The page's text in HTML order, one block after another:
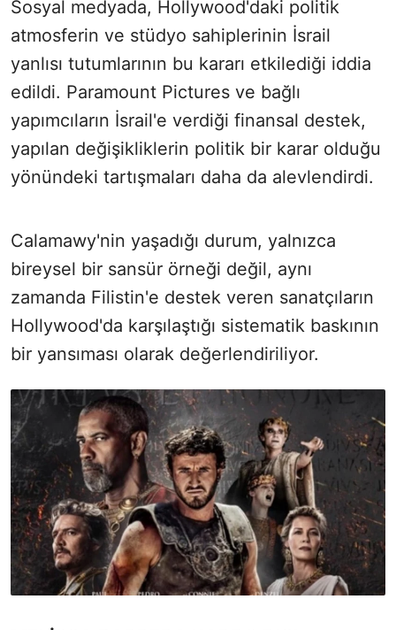
Sosyal medyada, Hollywood'daki politik
atmosferin ve stüdyo sahiplerinin İsrail
yanlısı tutumlarının bu kararı etkilediği iddia
edildi. Paramount Pictures ve bağlı
yapımcıların İsrail'e verdiği finansal destek,
yapılan değişikliklerin politik bir karar olduğu
yönündeki tartışmaları daha da alevlendirdi.
Calamawy'nin yaşadığı durum, yalnızca
bireysel bir sansür örneği değil, aynı
zamanda Filistin'e destek veren sanatçıların
Hollywood'da karşılaştığı sistematik baskının
bir yansıması olarak değerlendiriliyor.